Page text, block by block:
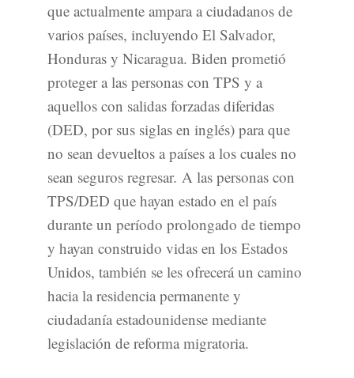
que actualmente ampara a ciudadanos de
varios países, incluyendo El Salvador,
Honduras y Nicaragua. Biden prometió
proteger a las personas con TPS y a
aquellos con salidas forzadas diferidas
(DED, por sus siglas en inglés) para que
no sean devueltos a países a los cuales no
sean seguros regresar. A las personas con
TPS/DED que hayan estado en el país
durante un período prolongado de tiempo
y hayan construido vidas en los Estados
Unidos, también se les ofrecerá un camino
hacia la residencia permanente y
ciudadanía estadounidense mediante
legislación de reforma migratoria.